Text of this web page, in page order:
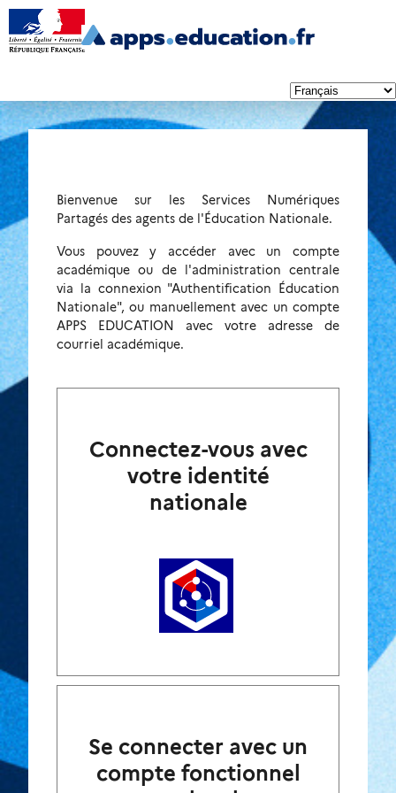
Bienvenue sur les Services Numériques
Partagés des agents de l'Éducation Nationale.
Vous pouvez y accéder avec un compte
académique ou de l'administration centrale
via la connexion "Authentification Éducation
Nationale", ou manuellement avec un compte
APPS EDUCATION avec votre adresse de
courriel académique.
Connectez-vous avec
votre identité
nationale
Se connecter avec un
compte fonctionnel